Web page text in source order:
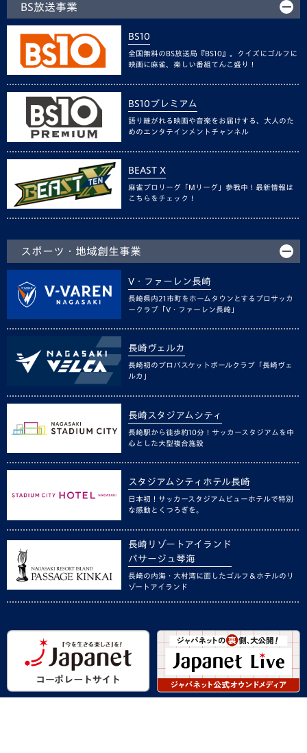
BS放送事業
BS10
全国無料のBS放送局『BS10』。クイズにゴルフに
映画に麻雀、楽しい番組てんこ盛り！
BS10プレミアム
語り継がれる映画や音楽をお届けする、大人のた
めのエンタテインメントチャンネル
BEAST X
麻雀プロリーグ「Mリーグ」参戦中！最新情報は
こちらをチェック！
スポーツ・地域創生事業
V・ファーレン長崎
長崎県内21市町をホームタウンとするプロサッカ
ークラブ「V・ファーレン長崎」
長崎ヴェルカ
長崎初のプロバスケットボールクラブ「長崎ヴェ
ルカ」
長崎スタジアムシティ
長崎駅から徒歩約10分！サッカースタジアムを中
心とした大型複合施設
スタジアムシティホテル長崎
日本初！サッカースタジアムビューホテルで特別
な感動とくつろぎを。
長崎リゾートアイランド
パサージュ琴海
長崎の内海・大村湾に面したゴルフ＆ホテルのリ
ゾートアイランド